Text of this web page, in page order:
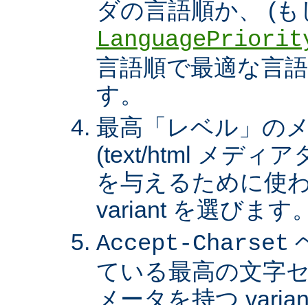
ダの言語順か、 (
言語順で最適な言
す。
最高「レベル」の
(text/html メディア
を与えるために使
variant を選びます
Accept-Charset
ている最高の文字
メータを持つ